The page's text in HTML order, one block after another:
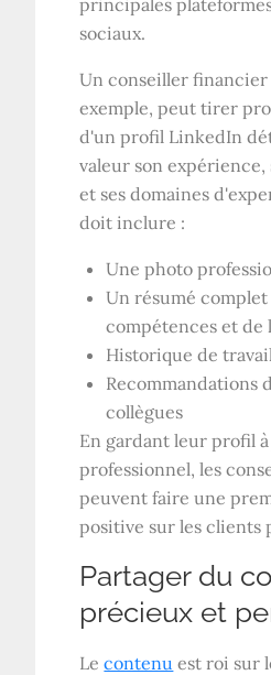
sociaux.
Un conseiller
exemple, peut tirer
d'un profil LinkedIn
valeur son
et ses domaines
doit inclure :
Une photo
Un résumé complet
compétences et de
Historique de
Recommandations
collègues
En gardant leur profil
professionnel, les
peuvent faire une
positive sur les clients
Partager du
précieux et
Lecontenu est roi sur